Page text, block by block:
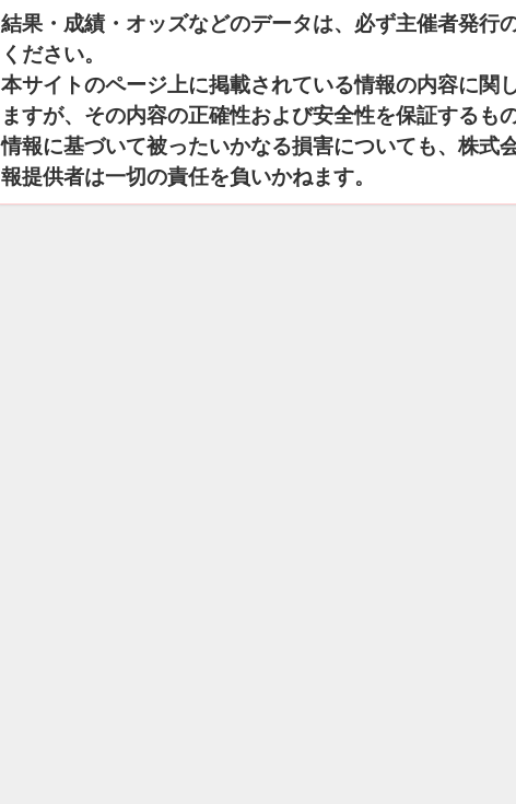
結果・成績・オッズなどのデータは、必ず主催者発行
ください。
本サイトのページ上に掲載されている情報の内容に関
ますが、その内容の正確性および安全性を保証するも
情報に基づいて被ったいかなる損害についても、株式
報提供者は一切の責任を負いかねます。